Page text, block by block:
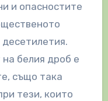
и опасностите
белия дроб е
също така
тези, които